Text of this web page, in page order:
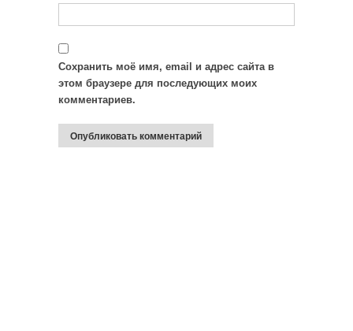
Сохранить моё имя, email и адрес сайта в
этом браузере для последующих моих
комментариев.